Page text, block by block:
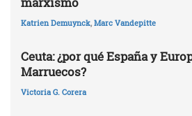
Katrien Demuynck, Marc Vandepitte
Ceuta: ¿por qué España y
Marruecos?
Victoria G. Corera